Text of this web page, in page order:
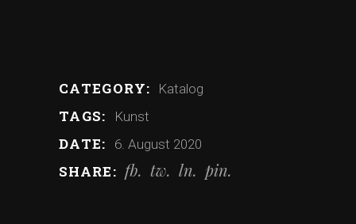
CATEGORY: Katalog
TAGS: Kunst
DATE: 6. August 2020
SHARE: fb tw ln pin